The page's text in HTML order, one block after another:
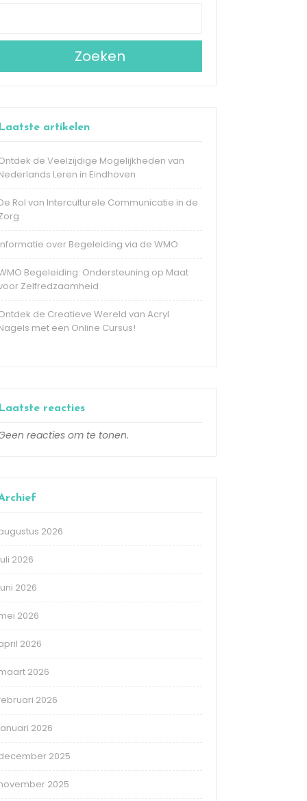
Zoeken
Laatste artikelen
de Veelzijdige Mogelijkheden van
Leren in Eindhoven
Rol van Interculturele Communicatie in de
over Begeleiding via de WMO
Begeleiding: Ondersteuning op Maat
Zelfredzaamheid
de Creatieve Wereld van Acryl
met een Online Cursus!
Laatste reacties
reacties om te tonen.
2026
2026
2026
2026
2026
2026
2026
2026
2025
2025